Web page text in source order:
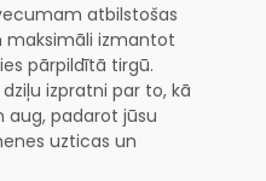
atbilstošas
maksimāli izmantot
pārpildītā tirgū.
izpratni par to, kā
aug, padarot jūsu
uzticas un